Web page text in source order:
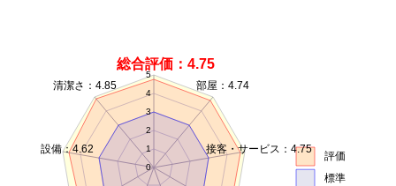
0
1
2
3
4
5
総合評価：4.75
部屋：4.74
接客・サービス：4.75
設備：4.62
清潔さ：4.85
評価
標準